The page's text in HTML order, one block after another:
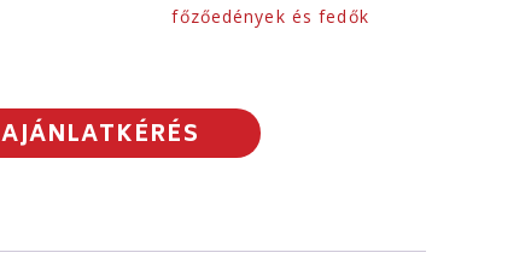
főzőedények és fedők
AJÁNLATKÉRÉS